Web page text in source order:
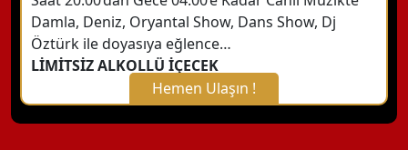
Damla, Deniz, Oryantal Show, Dans Show, Dj
Öztürk ile doyasıya eğlence…
LİMİTSİZ ALKOLLÜ İÇECEK
Hemen Ulaşın !
X Kapat